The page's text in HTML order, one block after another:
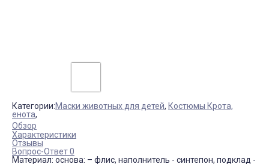
Категории:Маски животных для детей, Костюмы Крота,
енота,
Обзор
Характеристики
Отзывы
Вопрос-Ответ 0
Материал: основа: – флис, наполнитель - синтепон, подклад -